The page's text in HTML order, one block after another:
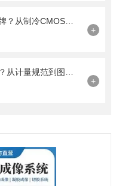
一体式化学发光成像系统如何选品牌？从制冷CMOS到发光捕获技术解析
+
化学发光凝胶成像系统如何选品牌？从计量规范到图像质量评价解析
+